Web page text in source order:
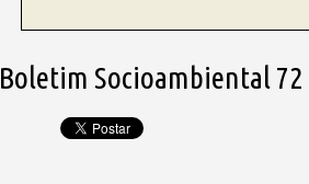
Boletim Socioambiental 72